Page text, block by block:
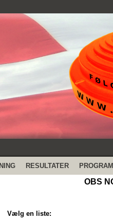
RESULTATER
OBS
Vælg en liste: